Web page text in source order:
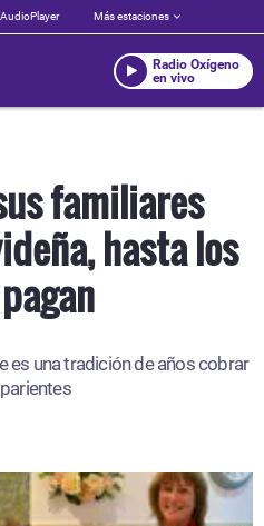
Más estaciones
Radio Oxígeno
en vivo
familiares
hasta los
es una tradición de años cobrar